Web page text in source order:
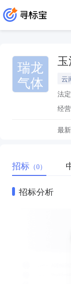
瑞龙
气体 云
法
经
最
招标 （0）
招标分析